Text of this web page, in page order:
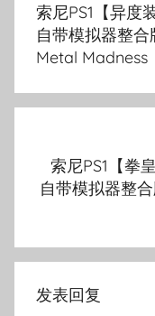
索尼PS1【异度
自带模拟器整
Metal Madness
索尼PS1【拳
自带模拟器整
发表回复